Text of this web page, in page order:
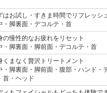
はお試し・すきま時間でリフレッシ
・脚裏面・デコルテ・首
の慢性的なお疲れをリセット
・脚裏面・脚前面・デコルテ・首
くまなく贅沢トリートメント
・脚裏面・脚前面・腹部・ハンド・
首・ヘッド